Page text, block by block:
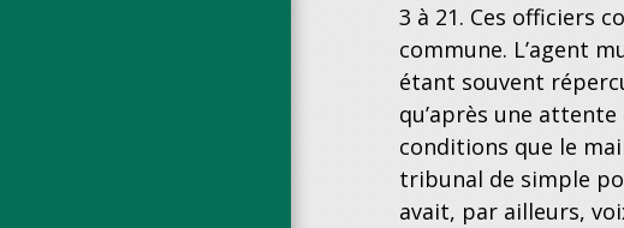
3 à 21. Ces officiers
commune. L’agent
étant souvent
qu’après une
conditions que le
tribunal de simple
avait, par ailleurs,